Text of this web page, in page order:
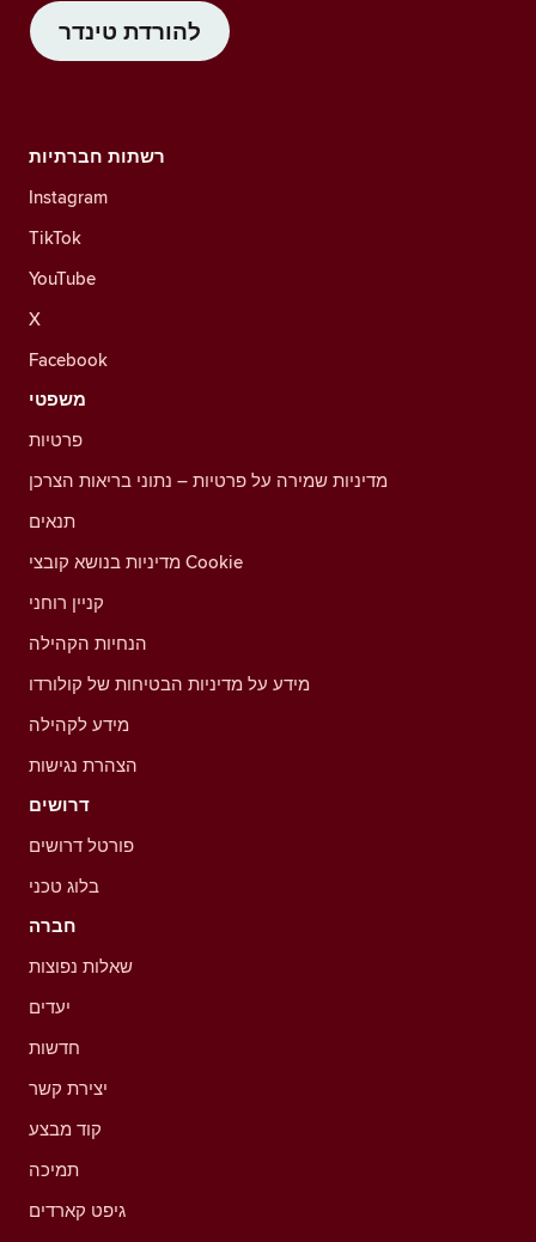
להורדת טינדר
רשתות חברתיות
Instagram
TikTok
YouTube
X
Facebook
משפטי
פרטיות
מדיניות שמירה על פרטיות – נתוני בריאות הצרכן
תנאים
מדיניות בנושא קובצי Cookie
קניין רוחני
הנחיות הקהילה
מידע על מדיניות הבטיחות של קולורדו
מידע לקהילה
הצהרת נגישות
דרושים
פורטל דרושים
בלוג טכני
חברה
שאלות נפוצות
יעדים
חדשות
יצירת קשר
קוד מבצע
תמיכה
גיפט קארדים